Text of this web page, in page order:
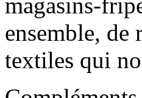
magasins-
ensemble, de
textiles qui